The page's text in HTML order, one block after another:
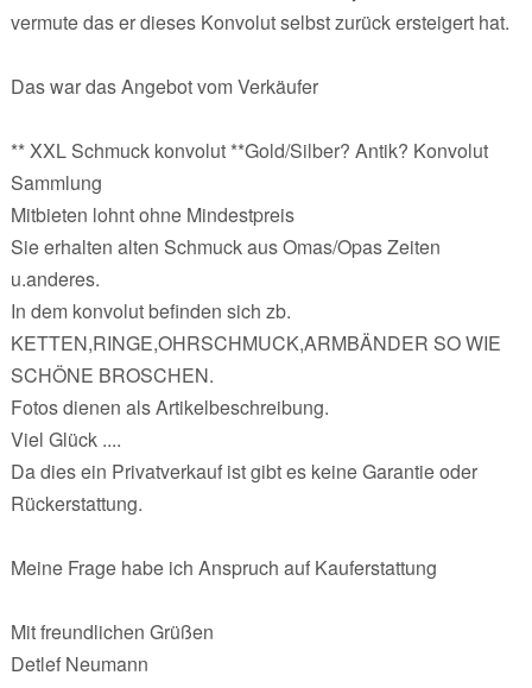
vermute das er dieses Konvolut selbst zurück ersteigert hat.
Das war das Angebot vom Verkäufer
** XXL Schmuck konvolut **Gold/Silber? Antik? Konvolut
Sammlung
Mitbieten lohnt ohne Mindestpreis
Sie erhalten alten Schmuck aus Omas/Opas Zeiten
u.anderes.
In dem konvolut befinden sich zb.
KETTEN,RINGE,OHRSCHMUCK,ARMBÄNDER SO WIE
SCHÖNE BROSCHEN.
Fotos dienen als Artikelbeschreibung.
Viel Glück ....
Da dies ein Privatverkauf ist gibt es keine Garantie oder
Rückerstattung.
Meine Frage habe ich Anspruch auf Kauferstattung
Mit freundlichen Grüßen
Detlef Neumann